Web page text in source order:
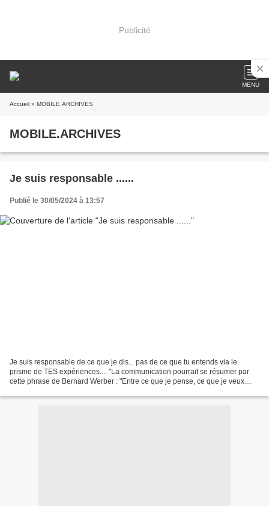
Publicité
MENU
Accueil » MOBILE.ARCHIVES
MOBILE.ARCHIVES
Je suis responsable ......
Publié le 30/05/2024 à 13:57
Je suis responsable de ce que je dis... pas de ce que tu entends via le
prisme de TES expériences.... "La communication pourrait se résumer par
cette phrase de Bernard Werber : "Entre ce que je pense, ce que je veux